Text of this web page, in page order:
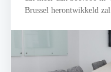
Brussel herontwikkeld